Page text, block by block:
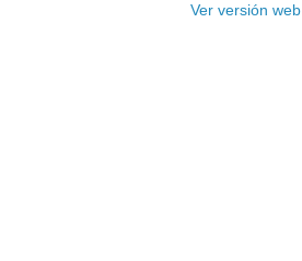
Ver versión web